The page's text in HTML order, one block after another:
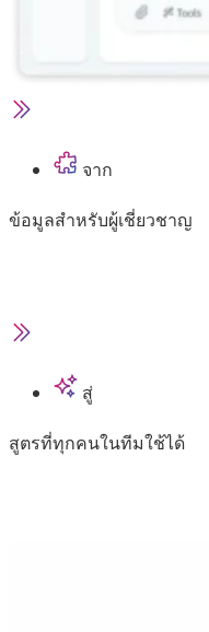
จาก
ข้อมูลสำหรับผู้เชี่ยวชาญ
สู่
สูตรที่ทุกคนในทีมใช้ได้